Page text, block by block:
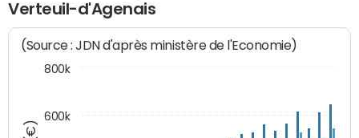
Verteuil-d'Agenais
(Source : JDN d'après ministère de l'Economie)
600k
800k